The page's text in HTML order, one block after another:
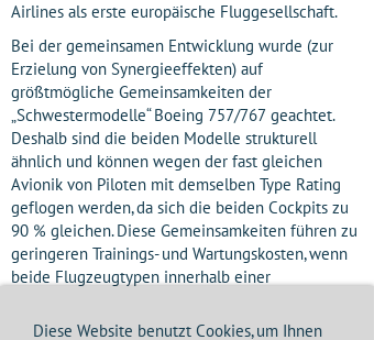
Airlines als erste europäische Fluggesellschaft.
Bei der gemeinsamen Entwicklung wurde (zur
Erzielung von Synergieeffekten) auf
größtmögliche Gemeinsamkeiten der
„Schwestermodelle“ Boeing 757/767 geachtet.
Deshalb sind die beiden Modelle strukturell
ähnlich und können wegen der fast gleichen
Avionik von Piloten mit demselben Type Rating
geflogen werden, da sich die beiden Cockpits zu
90 % gleichen. Diese Gemeinsamkeiten führen zu
geringeren Trainings- und Wartungskosten, wenn
beide Flugzeugtypen innerhalb einer
zur 767 ist die 757 allerdings kein
Diese Website benutzt Cookies, um Ihnen